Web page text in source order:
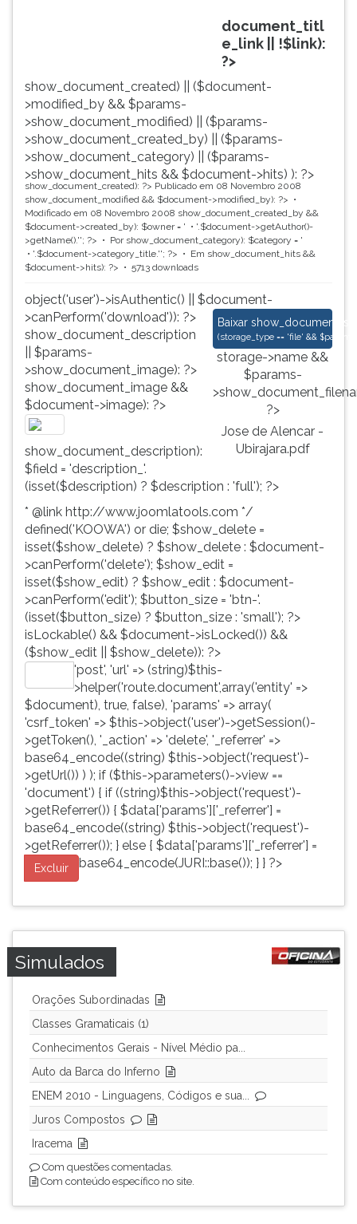
document_titl
e_link || !$link):
?>
show_document_created) || ($document-
>modified_by && $params-
>show_document_modified) || ($params-
>show_document_created_by) || ($params-
>show_document_category) || ($params-
>show_document_hits && $document->hits) ): ?>
show_document_created): ?> Publicado em 08 Novembro 2008
show_document_modified && $document->modified_by): ?>
Modificado em 08 Novembro 2008 show_document_created_by &&
$document->created_by): $owner = '
'.$document->getAuthor()-
>getName().''; ?> Por show_document_category): $category = '
'.$document->category_title.''; ?> Em show_document_hits &&
$document->hits): ?>
5713 downloads
object('user')->isAuthentic() || $document-
>canPerform('download')): ?>
Baixar Jose de Alencar -
(storage_type == 'file' &&
storage->name &&
$params-
?>
Jose de Alencar -
Ubirajara.pdf
show_document_description
|| $params-
>show_document_image): ?>
show_document_image &&
$document->image): ?>
show_document_description):
$field = 'description_'.
(isset($description) ? $description : 'full'); ?>
* @link http://www.joomlatools.com */
defined('KOOWA') or die; $show_delete =
isset($show_delete) ? $show_delete : $document-
>canPerform('delete'); $show_edit =
isset($show_edit) ? $show_edit : $document-
>canPerform('edit'); $button_size = 'btn-'.
(isset($button_size) ? $button_size : 'small'); ?>
isLockable() && $document->isLocked()) &&
($show_edit || $show_delete)): ?>
'post', 'url' => (string)$this-
>helper('route.document',array('entity' =>
$document), true, false), 'params' => array(
'csrf_token' => $this->object('user')->getSession()-
>getToken(), '_action' => 'delete', '_referrer' =>
base64_encode((string) $this->object('request')-
>getUrl()) ) ); if ($this->parameters()->view ==
'document') { if ((string)$this->object('request')-
>getReferrer()) { $data['params']['_referrer'] =
base64_encode((string) $this->object('request')-
>getReferrer()); } else { $data['params']['_referrer'] =
base64_encode(JURI::base()); } } ?>
Excluir
Simulados
Orações Subordinadas
Classes Gramaticais (1)
Conhecimentos Gerais - Nível Médio pa...
Auto da Barca do Inferno
ENEM 2010 - Linguagens, Códigos e sua...
Juros Compostos
Iracema
Com questões comentadas.
Com conteúdo específico no site.